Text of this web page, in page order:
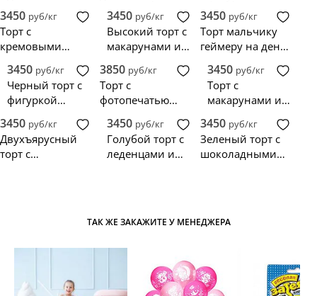
3450 руб/кг
Торт с
кремовыми
фотопечатью
3450 руб/кг
Высокий торт с
макарунами и
шарами
3450 руб/кг
Торт мальчику
геймеру на день
3450 руб/кг
Черный торт с
фигуркой
3850 руб/кг
Торт с
фотопечатью
3450 руб/кг
Торт с
макарунами и
3450 руб/кг
Двухъярусный
торт с
3450 руб/кг
Голубой торт с
леденцами и
3450 руб/кг
Зеленый торт с
шоколадными
ТАК ЖЕ ЗАКАЖИТЕ У МЕНЕДЖЕРА